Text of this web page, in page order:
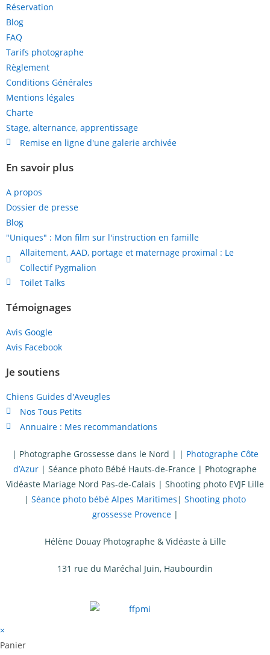
Réservation
Blog
FAQ
Tarifs photographe
Règlement
Conditions Générales
Mentions légales
Charte
Stage, alternance, apprentissage
Remise en ligne d'une galerie archivée
En savoir plus
A propos
Dossier de presse
Blog
"Uniques" : Mon film sur l'instruction en famille
Allaitement, AAD, portage et maternage proximal : Le
Collectif Pygmalion
Toilet Talks
Témoignages
Avis Google
Avis Facebook
Je soutiens
Chiens Guides d'Aveugles
Nos Tous Petits
Annuaire : Mes recommandations
| Photographe Grossesse dans le Nord | | Photographe Côte
d’Azur | Séance photo Bébé Hauts-de-France | Photographe
Vidéaste Mariage Nord Pas-de-Calais | Shooting photo EVJF Lille
| Séance photo bébé Alpes Maritimes | Shooting photo
grossesse Provence|
Hélène Douay Photographe & Vidéaste à Lille
131 rue du Maréchal Juin, Haubourdin
×
Panier